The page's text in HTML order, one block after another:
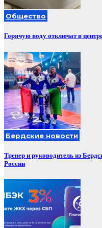
Общество
Горячую воду отключат в
Бердские новости
Тренер и руководитель из
России